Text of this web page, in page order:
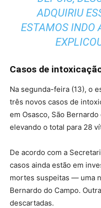
ADQUIRIU
ESTAMOS INDO
Casos de
Na segunda-feira (13), o
três novos casos de
em Osasco, São
elevando o total para 28
De acordo com a
casos ainda estão em
mortes suspeitas — uma
Bernardo do Campo.
descartadas.